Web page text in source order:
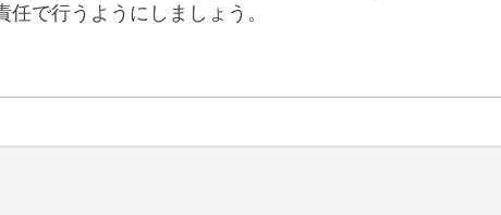
任で行うようにしましょう。